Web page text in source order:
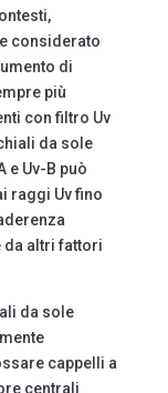
considerato
di
più
con filtro Uv
da sole
e Uv-B può
raggi Uv fino
da altri fattori
da sole
cappelli a
centrali